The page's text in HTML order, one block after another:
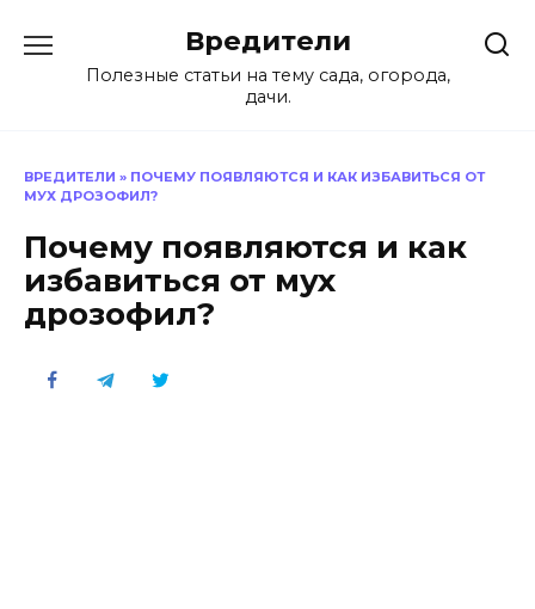
содержанию
Вредители
Полезные статьи на тему сада, огорода,
дачи.
ВРЕДИТЕЛИ » ПОЧЕМУ ПОЯВЛЯЮТСЯ И КАК ИЗБАВИТЬСЯ ОТ
МУХ ДРОЗОФИЛ?
Почему появляются и как
избавиться от мух
дрозофил?